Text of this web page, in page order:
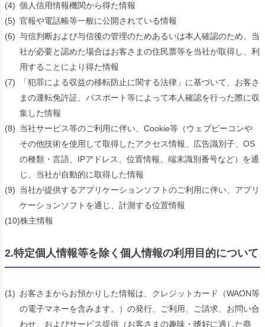
(4) 個人信用情報機関から得た情報
(5) 官報や電話帳等一般に公開されている情報
(6) 与信判断および与信後の管理のためあるいは本人確認のため、当
社が必要と認めた場合はお客さまの住民票等を当社が取得し、利
用することにより得た情報
(7)
「犯罪による収益の移転防止に関する法律」に基づいて、お客さ
まの運転免許証、パスポート等によって本人確認を行った際に収
集した情報
(8) 当社サービス等のご利用に伴い、Cookie等（ウェブビーコンや
その他技術を使用して取得したアクセス情報、広告識別子、OS
の種類・言語、IPアドレス、位置情報、端末識別番号など）を通
じ、当社が自動的に取得した情報
(9) 当社が提供するアプリケーションソフトのご利用に伴い、アプリ
ケーションソフトを通じ、計測する位置情報
(10)株主情報
2.特定個人情報等を除く個人情報の利用目的について
(1) お客さまからお預かりした情報は、クレジットカード（WAON等
の電子マネーを含みます。）の発行、ご利用、ご請求、お問い合
わせ、およびサービス提供（お客さまの趣味・嗜好に適した商